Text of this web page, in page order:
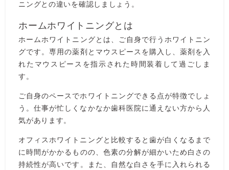
ニングとの違いを確認しましょう。
ホームホワイトニングとは
ホームホワイトニングとは、ご自身で行うホワイトニン
グです。専用の薬剤とマウスピースを購入し、薬剤を入
れたマウスピースを指示された時間装着して過ごしま
す。
ご自身のペースでホワイトニングできる点が特徴でしょ
う。仕事が忙しくなかなか歯科医院に通えない方から人
気があります。
オフィスホワイトニングと比較すると歯が白くなるまで
に時間がかかるものの、色素の分解が細かいため白さの
持続性が高いです。また、自然な白さを手に入れられる